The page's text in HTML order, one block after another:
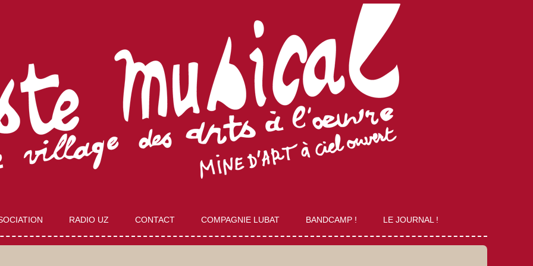
au
contenu
RADIO UZ CONTACT COMPAGNIE LUBAT BANDCAMP ! LE JOURNAL !